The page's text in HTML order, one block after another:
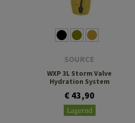
SOURCE
WXP 3L Storm Valve
Hydration System
€ 43,90
Lagernd